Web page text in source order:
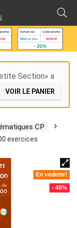
Section» a
VOIR LE PANIER
CP
exercices
En vedette!
- 40%